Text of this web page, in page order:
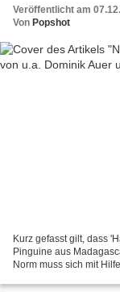
Veröffentlicht am
Von Popshot
Kurz gefasst gilt, dass
Pinguine aus
Norm muss sich mit